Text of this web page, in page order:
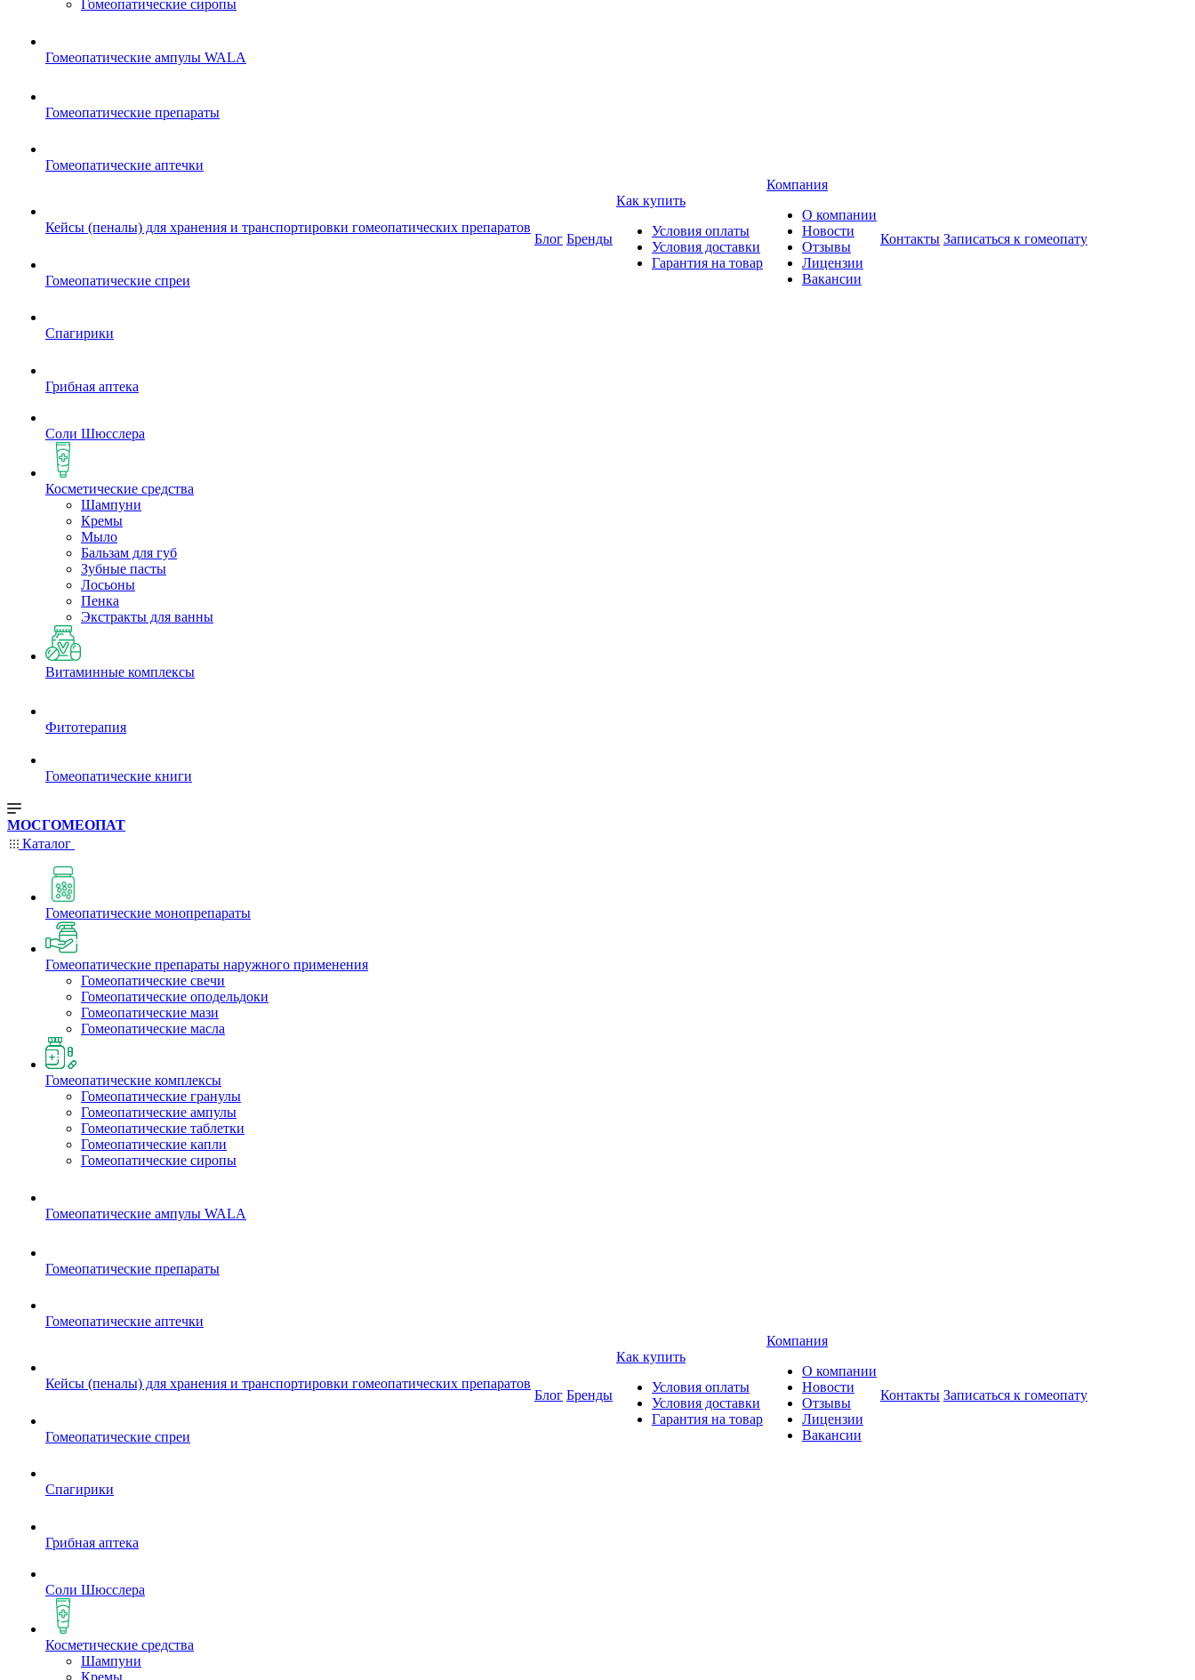
Гомеопатические сиропы
Гомеопатические ампулы WALA
Гомеопатические препараты
Гомеопатические аптечки
Кейсы (пеналы) для хранения и транспортировки гомеопатических препаратов
Гомеопатические спреи
Спагирики
Грибная аптека
Соли Шюсслера
Косметические средства
Шампуни
Кремы
Мыло
Бальзам для губ
Зубные пасты
Лосьоны
Пенка
Экстракты для ванны
Витаминные комплексы
Фитотерапия
Гомеопатические книги
Блог Бренды
Как купить
Условия оплаты
Условия доставки
Гарантия на товар
Компания
О компании
Новости
Отзывы
Лицензии
Вакансии
Контакты Записаться к гомеопату
МОСГОМЕОПАТ
Каталог
Гомеопатические монопрепараты
Гомеопатические препараты наружного применения
Гомеопатические свечи
Гомеопатические оподельдоки
Гомеопатические мази
Гомеопатические масла
Гомеопатические комплексы
Гомеопатические гранулы
Гомеопатические ампулы
Гомеопатические таблетки
Гомеопатические капли
Гомеопатические сиропы
Гомеопатические ампулы WALA
Гомеопатические препараты
Гомеопатические аптечки
Кейсы (пеналы) для хранения и транспортировки гомеопатических препаратов
Гомеопатические спреи
Спагирики
Грибная аптека
Соли Шюсслера
Косметические средства
Шампуни
Кремы
Блог Бренды
Как купить
Условия оплаты
Условия доставки
Гарантия на товар
Компания
О компании
Новости
Отзывы
Лицензии
Вакансии
Контакты Записаться к гомеопату